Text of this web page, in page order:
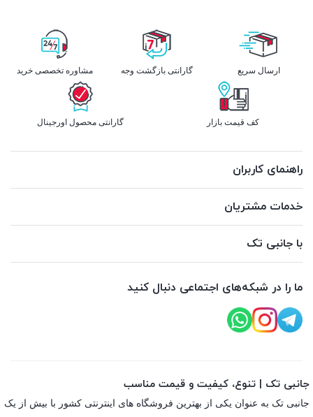
ارسال سریع گارانتی بازگشت وجه مشاوره تخصصی خرید
کف قیمت بازار گارانتی محصول اورجینال
راهنمای کاربران
خدمات مشتریان
با جانبی تک
ما را در شبکه‌های اجتماعی دنبال کنید
جانبی تک | تنوع، کیفیت و قیمت مناسب
جانبی تک به عنوان یکی از بهترین فروشگاه های اینترنتی کشور با بیش از یک